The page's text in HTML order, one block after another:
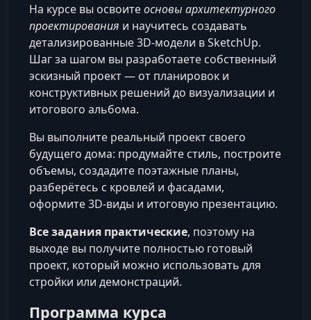
На курсе вы освоитеосновы архитектурного
проектирования и научитесь создавать
детализированные 3D-модели в SketchUp.
Шаг за шагом вы разработаете собственный
эскизный проект — от планировок и
конструктивных решений до визуализации и
итогового альбома.
Вы выполните реальный проект своего
будущего дома: продумайте стиль, построите
объемы, создадите поэтажные планы,
разберётесь с кровлей и фасадами,
оформите 3D-виды и итоговую презентацию.
Все задания практические, поэтому на
выходе вы получите полностью готовый
проект, который можно использовать для
стройки или демонстраций.
Программа курса